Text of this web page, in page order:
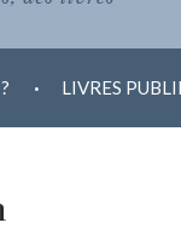
. LIVRES